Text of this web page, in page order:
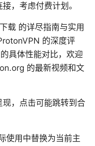
，考虑付费计划。
载 的详尽指南与实用
的深度评
具体性能对比，欢迎
的最新视频和文
，点击可能跳转到合
使用中替换为当前主